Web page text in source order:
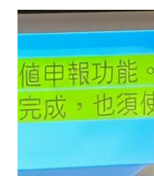
理事長的話
會員代表
會員查詢
最新消息
台中市政府公告
中央政府公告
營造公會公告
其他公告
公會花絮